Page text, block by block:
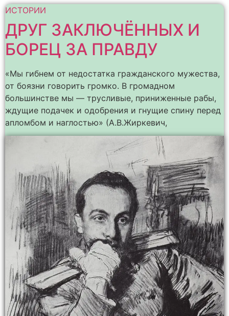
ИСТОРИИ
ДРУГ ЗАКЛЮЧЁННЫХ И
БОРЕЦ ЗА ПРАВДУ
«Мы гибнем от недостатка гражданского мужества,
от боязни говорить громко. В громадном
большинстве мы — трусливые, приниженные рабы,
ждущие подачек и одобрения и гнущие спину перед
апломбом и наглостью» (А.В.Жиркевич,